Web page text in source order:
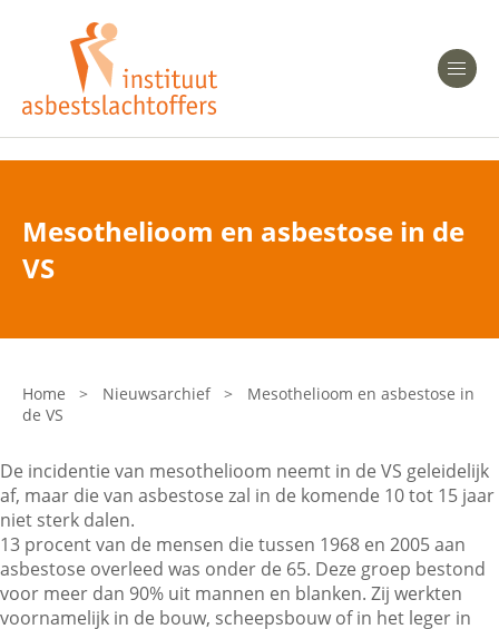
Heeft u Mesothelioom?
Heeft u Asbestose?
Asbest en Gezondheid
Laatste nieuws
Onze organisatie
Veelgestelde vragen
Contactgegevens
Mesothelioom en asbestose in de
VS
Home > Nieuwsarchief >
Mesothelioom en asbestose in
de VS
De incidentie van mesothelioom neemt in de VS geleidelijk
af, maar die van asbestose zal in de komende 10 tot 15 jaar
niet sterk dalen.
13 procent van de mensen die tussen 1968 en 2005 aan
asbestose overleed was onder de 65. Deze groep bestond
voor meer dan 90% uit mannen en blanken. Zij werkten
voornamelijk in de bouw, scheepsbouw of in het leger in